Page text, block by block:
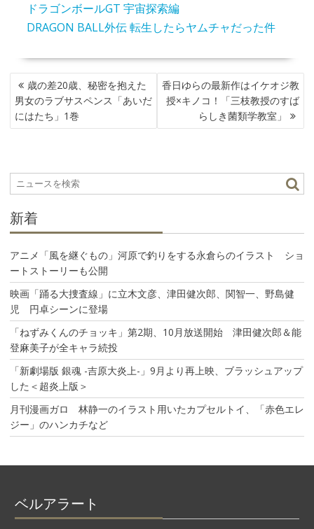
ドラゴンボールGT 宇宙探索編
DRAGON BALL外伝 転生したらヤムチャだった件
投
稿
ナ
ビ
シ
ョ
歳の差20歳、秘密を抱えた
男女のラブサスペンス「あいだ
にはたち」1巻
香日ゆらの最新作はイケオジ教
授×キノコ！「三枝教授のすば
らしき菌類学教室」
新着
アニメ「風を継ぐもの」河原で釣りをする永倉らのイラスト ショ
ートストーリーも公開
映画「踊る大捜査線」に立木文彦、津田健次郎、関智一、野島健
児 円卓シーンに登場
「ねずみくんのチョッキ」第2期、10月放送開始 津田健次郎＆能
登麻美子が全キャラ続投
「新劇場版 銀魂 -吉原大炎上-」9月より再上映、ブラッシュアップ
した＜超炎上版＞
月刊漫画ガロ 林静一のイラスト用いたカプセルトイ、「赤色エレ
ジー」のハンカチなど
ベルアラート